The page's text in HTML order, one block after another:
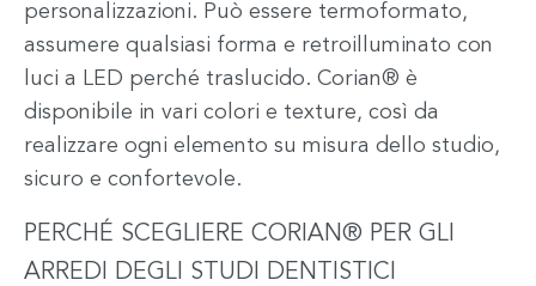
personalizzazioni. Può essere termoformato,
assumere qualsiasi forma e retroilluminato con
luci a LED perché traslucido. Corian® è
disponibile in vari colori e texture, così da
realizzare ogni elemento su misura dello studio,
sicuro e confortevole.
PERCHÉ SCEGLIERE CORIAN® PER GLI
ARREDI DEGLI STUDI DENTISTICI